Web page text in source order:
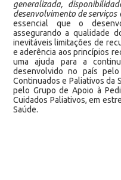
generalizada,
desenvolvimento de serviços
essencial que o
assegurando a qualidade
inevitáveis limitações de
e aderência aos princípios
uma ajuda para a
desenvolvido no país
Continuados e Paliativos da
pelo Grupo de Apoio à
Cuidados Paliativos, em
Saúde.